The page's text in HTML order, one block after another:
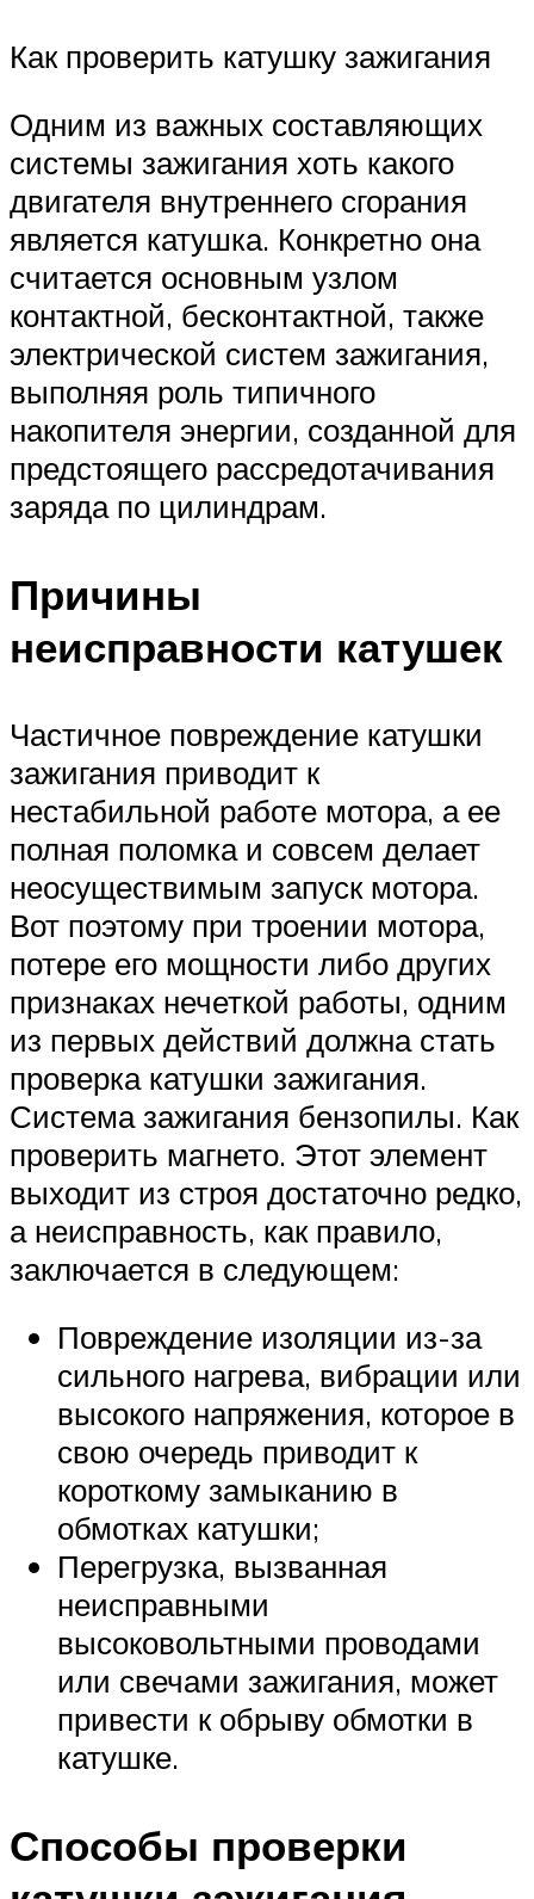
Как проверить катушку зажигания
Одним из важных составляющих
системы зажигания хоть какого
двигателя внутреннего сгорания
является катушка. Конкретно она
считается основным узлом
контактной, бесконтактной, также
электрической систем зажигания,
выполняя роль типичного
накопителя энергии, созданной для
предстоящего рассредотачивания
заряда по цилиндрам.
Причины
неисправности катушек
Частичное повреждение катушки
зажигания приводит к
нестабильной работе мотора, а ее
полная поломка и совсем делает
неосуществимым запуск мотора.
Вот поэтому при троении мотора,
потере его мощности либо других
признаках нечеткой работы, одним
из первых действий должна стать
проверка катушки зажигания.
Система зажигания бензопилы. Как
проверить магнето. Этот элемент
выходит из строя достаточно редко,
а неисправность, как правило,
заключается в следующем:
Повреждение изоляции из-за
сильного нагрева, вибрации или
высокого напряжения, которое в
свою очередь приводит к
короткому замыканию в
обмотках катушки;
Перегрузка, вызванная
неисправными
высоковольтными проводами
или свечами зажигания, может
привести к обрыву обмотки в
катушке.
Способы проверки